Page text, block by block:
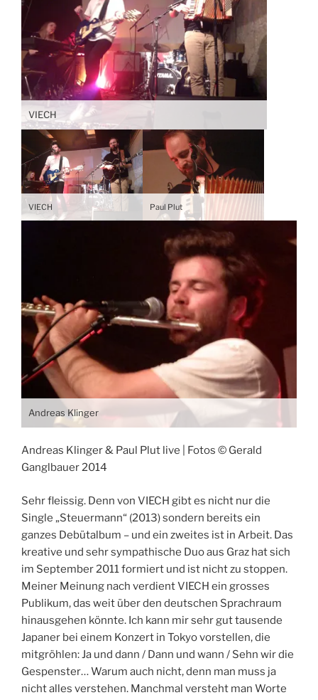
VIECH
VIECH Paul Plut
Andreas Klinger
Andreas Klinger & Paul Plut live | Fotos © Gerald
Ganglbauer 2014
Sehr fleissig. Denn von VIECH gibt es nicht nur die
Single „Steuermann“ (2013) sondern bereits ein
ganzes Debütalbum – und ein zweites ist in Arbeit. Das
kreative und sehr sympathische Duo aus Graz hat sich
im September 2011 formiert und ist nicht zu stoppen.
Meiner Meinung nach verdient VIECH ein grosses
Publikum, das weit über den deutschen Sprachraum
hinausgehen könnte. Ich kann mir sehr gut tausende
Japaner bei einem Konzert in Tokyo vorstellen, die
mitgröhlen: Ja und dann / Dann und wann / Sehn wir die
Gespenster… Warum auch nicht, denn man muss ja
nicht alles verstehen. Manchmal versteht man Worte